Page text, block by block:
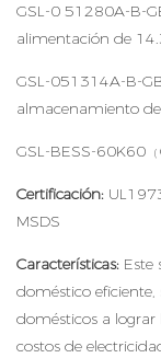
GSL-0 51280A-B-
alimentación de
GSL-051314A-B-
almacenamiento
GSL-BESS-60K60 (
Certificación:
MSDS
Características: Este
doméstico
domésticos a lograr
costos de